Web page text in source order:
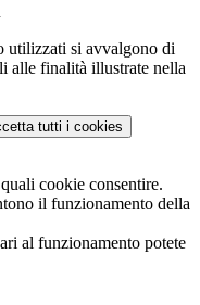
utilizzati si avvalgono di
alle finalità illustrate nella
tutti i cookies
cookie consentire.
il funzionamento della
al funzionamento potete